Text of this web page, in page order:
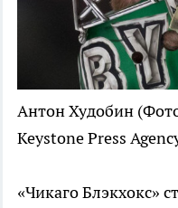
Антон Худобин
Keystone Press
«Чикаго Блэкхокс»